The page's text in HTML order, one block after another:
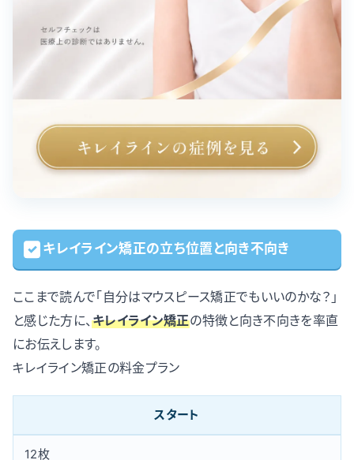
キレイライン矯正の立ち位置と向き不向き
ここまで読んで「自分はマウスピース矯正でもいいのかな？」
と感じた方に、キレイライン矯正の特徴と向き不向きを率直
にお伝えします。
キレイライン矯正の料金プラン
スタート
12枚